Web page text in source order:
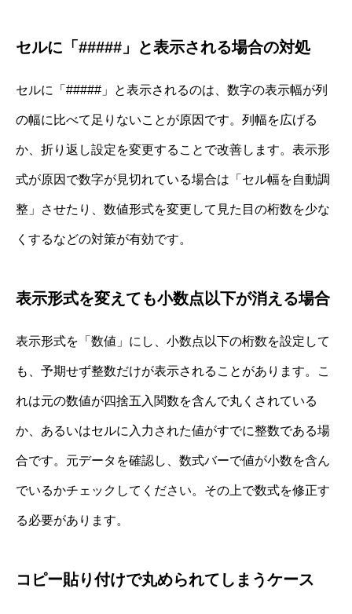
セルに「#####」と表示される場合の対処
セルに「#####」と表示されるのは、数字の表示幅が列
の幅に比べて足りないことが原因です。列幅を広げる
か、折り返し設定を変更することで改善します。表示形
式が原因で数字が見切れている場合は「セル幅を自動調
整」させたり、数値形式を変更して見た目の桁数を少な
くするなどの対策が有効です。
表示形式を変えても小数点以下が消える場合
表示形式を「数値」にし、小数点以下の桁数を設定して
も、予期せず整数だけが表示されることがあります。こ
れは元の数値が四捨五入関数を含んで丸くされている
か、あるいはセルに入力された値がすでに整数である場
合です。元データを確認し、数式バーで値が小数を含ん
でいるかチェックしてください。その上で数式を修正す
る必要があります。
コピー貼り付けで丸められてしまうケース